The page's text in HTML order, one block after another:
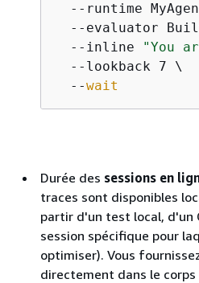
--runtime
--evaluator
  --inline
"You
  --lookback 7 \
  --
wait
Durée des sessions en
traces sont disponibles
partir d'un test local, d'un
session spécifique pour
optimiser). Vous
directement dans le corps